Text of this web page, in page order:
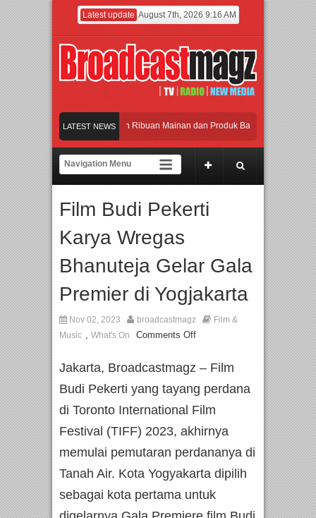
Latest update August 7th, 2026 9:16 AM
LATEST NEWS
Jakarta dengan Ribuan Mainan dan Produk Bayi dari Seluruh Dunia,
Gerbang Inovasi dan Peluang Bisnis Industri Gifts dan Housewares Asia
Perpaduan Warisan Dan Semangat Lokal, BIRKENSTOCK INDONESIA
Jakarta dengan Ribuan Mainan dan Produk Bayi dari Seluruh Dunia,
Film Budi Pekerti
Karya Wregas
Bhanuteja Gelar Gala
Premier di Yogjakarta
Nov 02, 2023 broadcastmagz
Film &
Music , What's On Comments Off
Jakarta, Broadcastmagz – Film
Budi Pekerti yang tayang perdana
di Toronto International Film
Festival (TIFF) 2023, akhirnya
memulai pemutaran perdananya di
Tanah Air. Kota Yogyakarta dipilih
sebagai kota pertama untuk